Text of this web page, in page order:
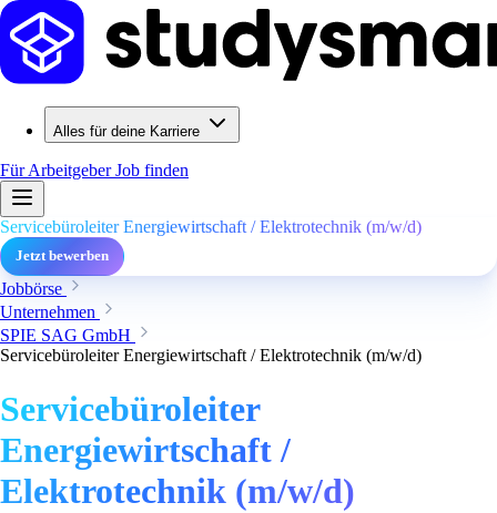
Alles für deine Karriere
Für ArbeitgeberJob finden
Servicebüroleiter Energiewirtschaft / Elektrotechnik (m/w/d)
Jetzt bewerben
Jobbörse
Unternehmen
SPIE SAG GmbH
Servicebüroleiter Energiewirtschaft / Elektrotechnik (m/w/d)
Servicebüroleiter
Energiewirtschaft /
Elektrotechnik (m/w/d)